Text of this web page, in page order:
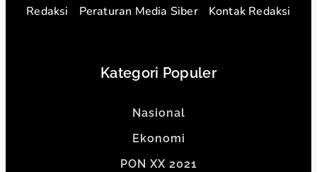
Redaksi Peraturan Media Siber Kontak Redaksi
Kategori Populer
Nasional
Ekonomi
PON XX 2021